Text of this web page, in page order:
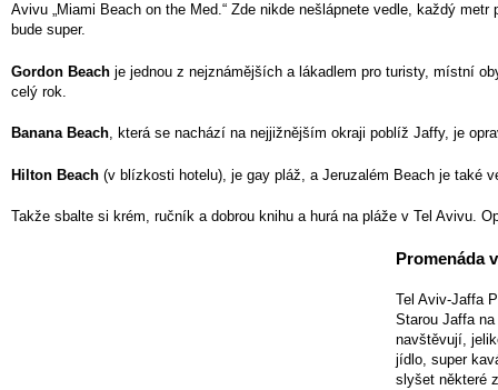
Avivu „Miami Beach on the Med.“ Zde nikde nešlápnete vedle, každý
bude super.
Gordon Beach je jednou z nejznámějších a lákadlem pro turisty, místní
celý rok.
Banana Beach, která se nachází na nejjižnějším okraji poblíž Jaffy, je
Hilton Beach (v blízkosti hotelu), je gay pláž, a Jeruzalém Beach je také
Takže sbalte si krém, ručník a dobrou knihu a hurá na pláže v Tel Avivu.
Promenáda
Tel Aviv-Jaffa
Starou Jaffa
navštěvují,
jídlo, super
slyšet některé